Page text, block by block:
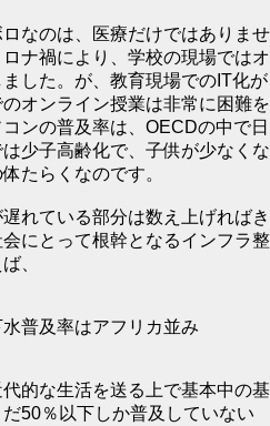
なのは、医療だけではありませ
ナ禍により、学校の現場ではオ
した。が、教育現場でのIT化が
オンライン授業は非常に困難を
ンの普及率は、OECDの中で日
少子高齢化で、子供が少なくな
たらくなのです。
れている部分は数え上げればき
にとって根幹となるインフラ整
、
及率はアフリカ並み
的な生活を送る上で基本中の基
50％以下しか普及していない